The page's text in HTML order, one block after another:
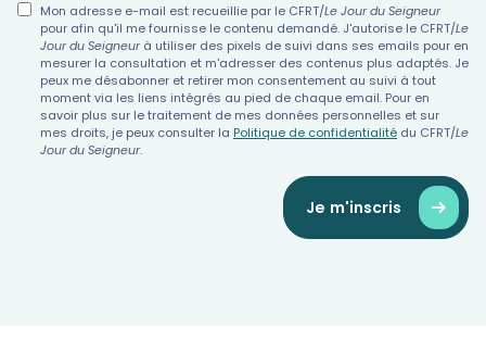
Mon adresse e-mail est recueillie par le CFRT/Le Jour du Seigneur
pour afin qu'il me fournisse le contenu demandé. J'autorise le CFRT/Le
Jour du Seigneurà utiliser des pixels de suivi dans ses emails pour en
mesurer la consultation et m'adresser des contenus plus adaptés. Je
peux me désabonner et retirer mon consentement au suivi à tout
moment via les liens intégrés au pied de chaque email. Pour en
savoir plus sur le traitement de mes données personnelles et sur
mes droits, je peux consulter la Politique de confidentialité du CFRT/Le
Jour du Seigneur.
Je m'inscris